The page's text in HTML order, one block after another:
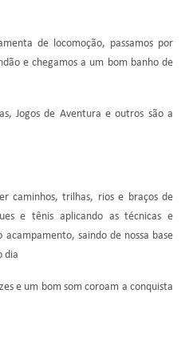
de locomoção, passamos por
e chegamos a um bom banho de
Jogos de Aventura e outros são a
caminhos, trilhas, rios e braços de
e tênis aplicando as técnicas e
saindo de nossa base
dia
e um bom som coroam a conquista